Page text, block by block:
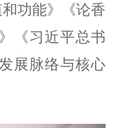
和功能》《论香
《习近平总书
展脉络与核心